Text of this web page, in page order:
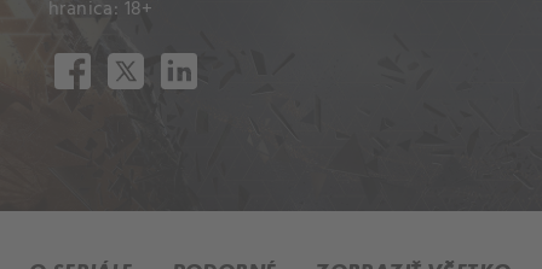
hranica: 18+